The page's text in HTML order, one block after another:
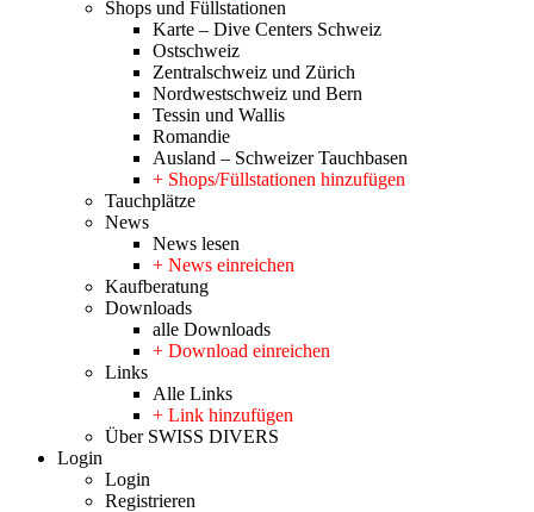
Shops und Füllstationen
Karte – Dive Centers Schweiz
Ostschweiz
Zentralschweiz und Zürich
Nordwestschweiz und Bern
Tessin und Wallis
Romandie
Ausland – Schweizer Tauchbasen
+ Shops/Füllstationen hinzufügen
Tauchplätze
News
News lesen
+ News einreichen
Kaufberatung
Downloads
alle Downloads
+ Download einreichen
Links
Alle Links
+ Link hinzufügen
Über SWISS DIVERS
Login
Login
Registrieren